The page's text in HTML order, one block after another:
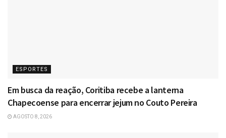
ESPORTES
Em busca da reação, Coritiba recebe a lanterna
Chapecoense para encerrar jejum no Couto Pereira
AGOSTO 8, 2026